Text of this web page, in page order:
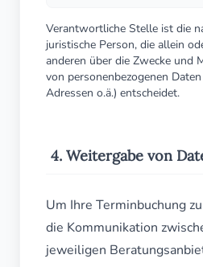
Verantwortliche Stelle ist die
juristische Person, die allein
anderen über die Zwecke und
von personenbezogenen
Adressen o.ä.) entscheidet.
4. Weitergabe von
Um Ihre Terminbuchung
die Kommunikation
jeweiligen